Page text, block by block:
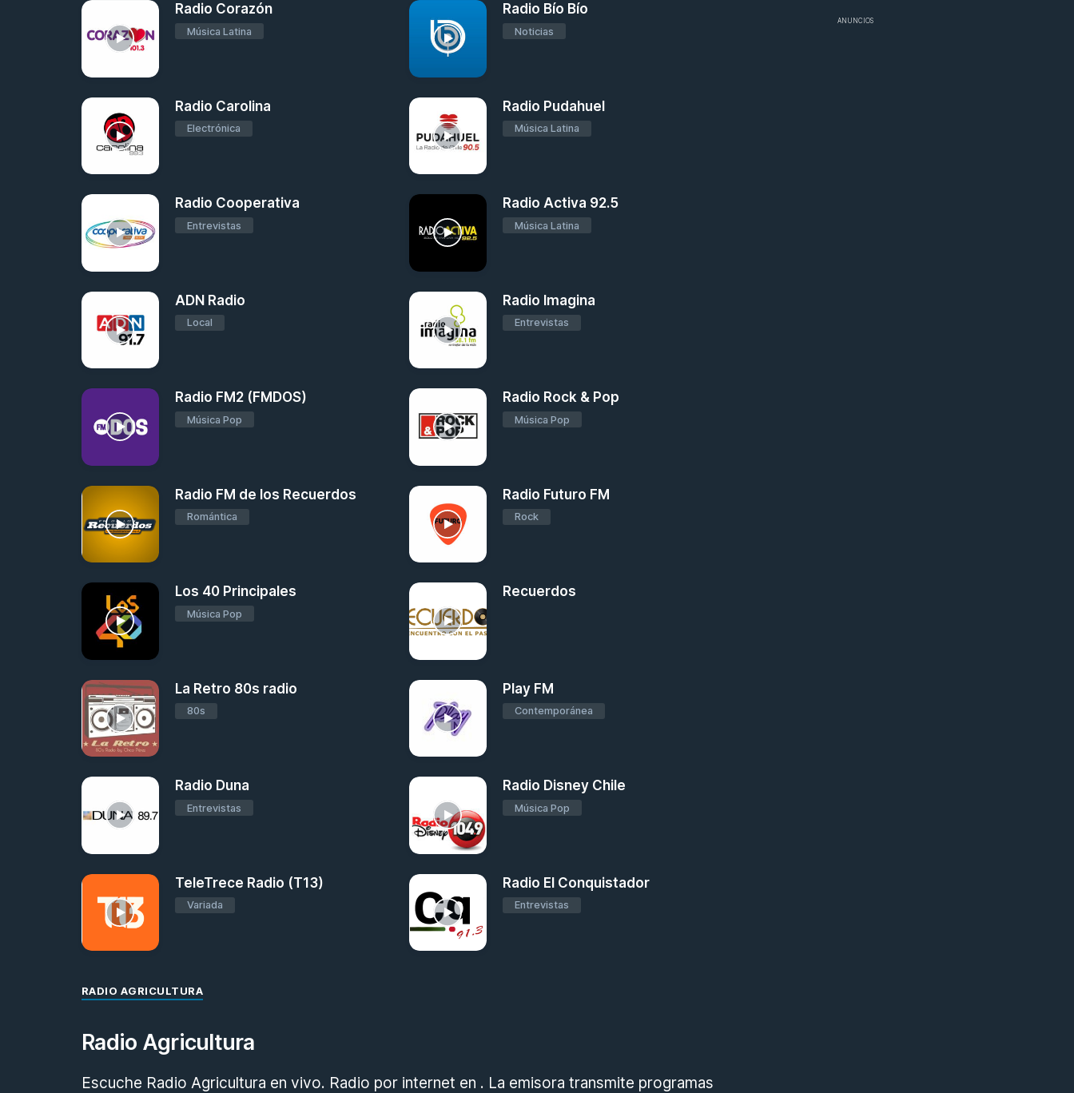
Radio Corazón
Música Latina
Radio Bío Bío
Noticias
Radio Carolina
Electrónica
Radio Pudahuel
Música Latina
Radio Cooperativa
Entrevistas
Radio Activa 92.5
Música Latina
ADN Radio
Local
Radio Imagina
Entrevistas
Radio FM2 (FMDOS)
Música Pop
Radio Rock & Pop
Música Pop
Radio FM de los Recuerdos
Romántica
Radio Futuro FM
Rock
Los 40 Principales
Música Pop
Recuerdos
La Retro 80s radio
80s
Play FM
Contemporánea
Radio Duna
Entrevistas
Radio Disney Chile
Música Pop
TeleTrece Radio (T13)
Variada
Radio El Conquistador
Entrevistas
RADIO AGRICULTURA
Radio Agricultura
Escuche Radio Agricultura en vivo. Radio por internet en . La emisora transmite programas
ANUNCIOS